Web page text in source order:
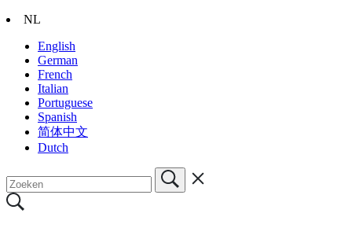
NL
English
German
French
Italian
Portuguese
Spanish
简体中文
Dutch